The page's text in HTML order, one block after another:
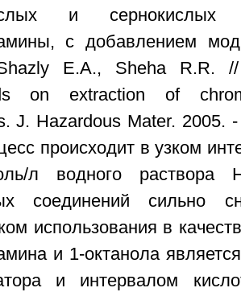
и
с добавлением
E.A., Sheha R.R.
on extraction of
J. Hazardous Mater.
происходит в узком
л водного раствора
соединений сильно
использования в
и 1-октанола
и интервалом